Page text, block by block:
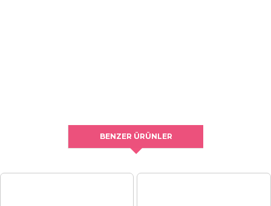
BENZER ÜRÜNLER